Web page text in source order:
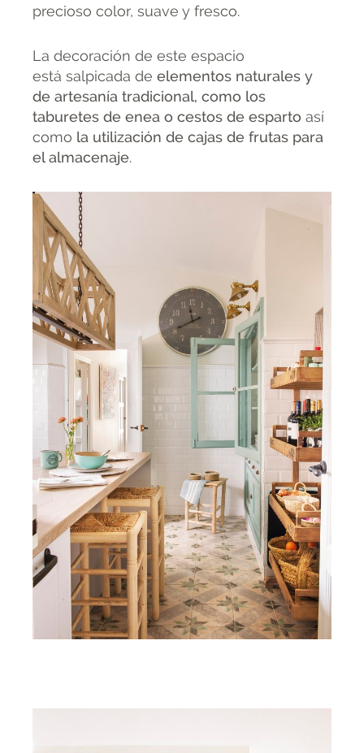
precioso color, suave y fresco.
La decoración de este espacio
está salpicada de elementos naturales y
de artesanía tradicional, como los
taburetes de enea o cestos de esparto así
como la utilización de cajas de frutas para
el almacenaje.